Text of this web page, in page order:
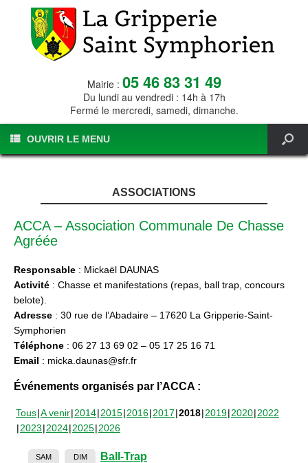
Mairie : 05 46 83 31 49
Du lundi au vendredi : 14h à 17h
Fermé le mercredi, samedi, dimanche.
OUVRIR LE MENU
ASSOCIATIONS
ACCA – Association Communale De Chasse
Agréée
Responsable : Mickaël DAUNAS
Activité : Chasse et manifestations (repas, ball trap, concours
belote).
Adresse : 30 rue de l’Abadaire – 17620 La Gripperie-Saint-
Symphorien
Téléphone : 06 27 13 69 02 – 05 17 25 16 71
Email : micka.daunas@sfr.fr
Événements organisés par l’ACCA :
Tous A venir 2014 2015 2016 2017 2018 2019 2020 2022
2023 2024 2025 2026
SAM DIM Ball-Trap